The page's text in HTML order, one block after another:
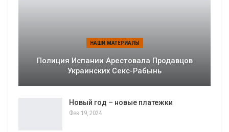
НАШИ МАТЕРИАЛЫ
Полиция Испании Арестовала Продавцов
Украинских Секс-Рабынь
Новый год – новые платежки
Фев 19, 2024